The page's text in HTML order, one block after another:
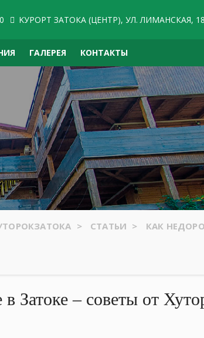
KУРОРТ ЗАТОКА (ЦЕНТР), УЛ. ЛИМАНСКАЯ, 18
ГАЛЕРЕЯ КОНТАКТЫ
> СТАТЬИ > КАК
Затоке – советы от